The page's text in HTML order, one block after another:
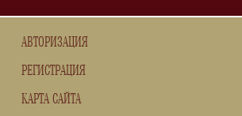
АВТОРИЗАЦИЯ
РЕГИСТРАЦИЯ
КАРТА САЙТА